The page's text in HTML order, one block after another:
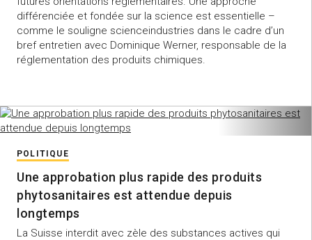
différenciée et fondée sur la science est essentielle –
comme le souligne scienceindustries dans le cadre d’un
bref entretien avec Dominique Werner, responsable de la
réglementation des produits chimiques.
POLITIQUE
Une approbation plus rapide des produits
phytosanitaires est attendue depuis
longtemps
La Suisse interdit avec zèle des substances actives qui